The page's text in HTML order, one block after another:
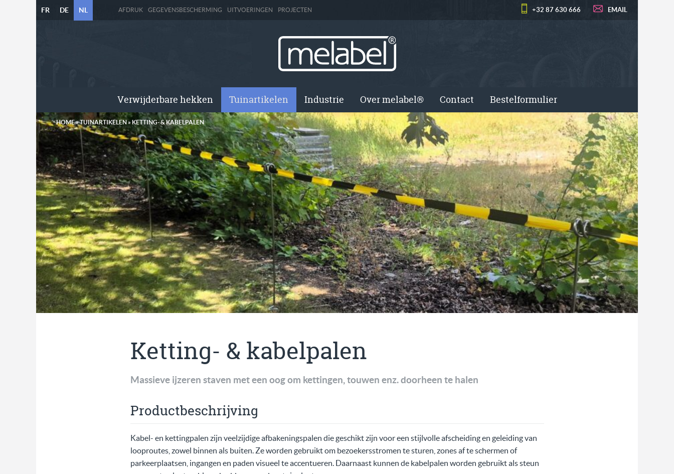
FR DE NL AFDRUK GEGEVENSBESCHERMING UITVOERINGEN PROJECTEN +32 87 630 666 EMAIL
Verwijderbare hekken Tuinartikelen Industrie Over melabel® Contact Bestelformulier
HOME»TUINARTIKELEN » KETTING- & KABELPALEN
Ketting- & kabelpalen
Massieve ijzeren staven met een oog om kettingen, touwen enz. doorheen te halen
Productbeschrijving
Kabel- en kettingpalen zijn veelzijdige afbakeningspalen die geschikt zijn voor een stijlvolle afscheiding en geleiding van
looproutes, zowel binnen als buiten. Ze worden gebruikt om bezoekersstromen te sturen, zones af te schermen of
parkeerplaatsen, ingangen en paden visueel te accentueren. Daarnaast kunnen de kabelpalen worden gebruikt als steun